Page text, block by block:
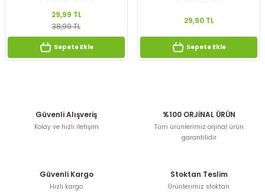
29,99 TL
38,99 TL
Sepete Ekle
29,90 TL
Sepete Ekle
Güvenli Alışveriş
Kolay ve hızlı iletişim
%100 ORJİNAL ÜRÜN
Tüm ürünlerimiz orjinal ürün
garantilidir
Güvenli Kargo
Hızlı kargo
Stoktan Teslim
Ürünlerimiz stoktan